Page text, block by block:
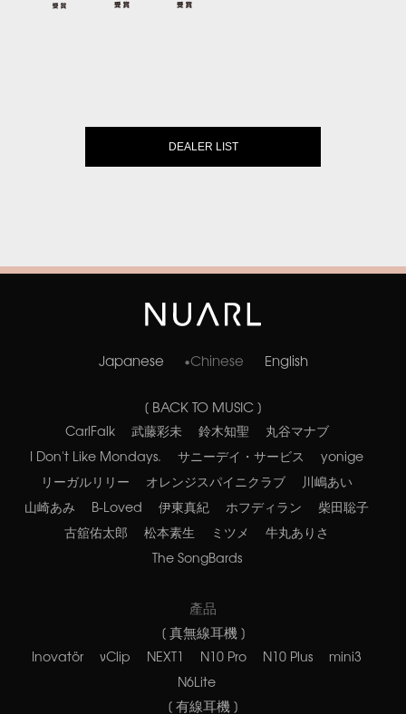
DEALER LIST
Japanese Chinese English
[ BACK TO MUSIC ]
CarlFalk 武藤彩未 鈴木知聖
丸谷マナブ
I Don't Like Mondays.
サニーデイ・サービス
yonige
リーガルリリー
オレンジスパイニクラブ
川嶋あい
山崎あみ
B-Loved 伊東真紀 ホフディラン
柴田聡子
古舘佑太郎
松本素生 ミツメ
牛丸ありさ
The SongBards
產品
[ 真無線耳機 ]
Inovatör νClip NEXT1 N10 Pro N10 Plus
mini3
N6Lite
[ 有線耳機 ]